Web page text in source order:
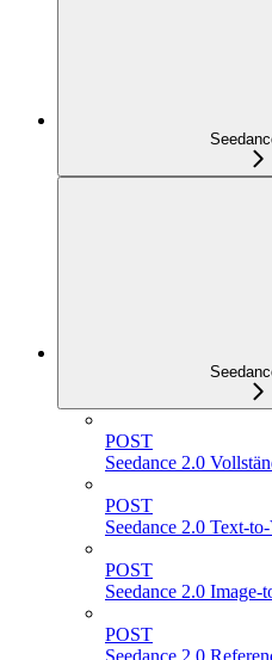
POST
Seedance 2.0
POST
Seedance 2.0 Text-
POST
Seedance 2.0 Image-
POST
Seedance 2.0